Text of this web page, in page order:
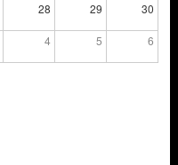
28 29 30
4 5 6